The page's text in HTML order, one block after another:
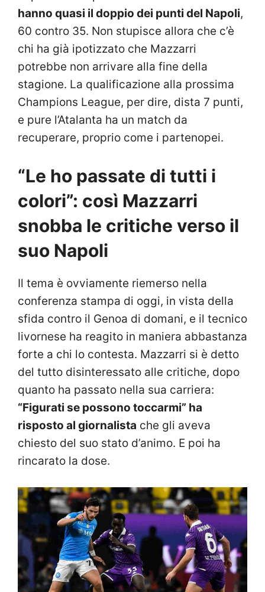
hanno quasi il doppio dei punti del Napoli,
60 contro 35. Non stupisce allora che c’è
chi ha già ipotizzato che Mazzarri
potrebbe non arrivare alla fine della
stagione. La qualificazione alla prossima
Champions League, per dire, dista 7 punti,
e pure l’Atalanta ha un match da
recuperare, proprio come i partenopei.
“Le ho passate di tutti i
colori”: così Mazzarri
snobba le critiche verso il
suo Napoli
Il tema è ovviamente riemerso nella
conferenza stampa di oggi, in vista della
sfida contro il Genoa di domani, e il tecnico
livornese ha reagito in maniera abbastanza
forte a chi lo contesta. Mazzarri si è detto
del tutto disinteressato alle critiche, dopo
quanto ha passato nella sua carriera:
“Figurati se possono toccarmi” ha
risposto al giornalista che gli aveva
chiesto del suo stato d’animo. E poi ha
rincarato la dose.